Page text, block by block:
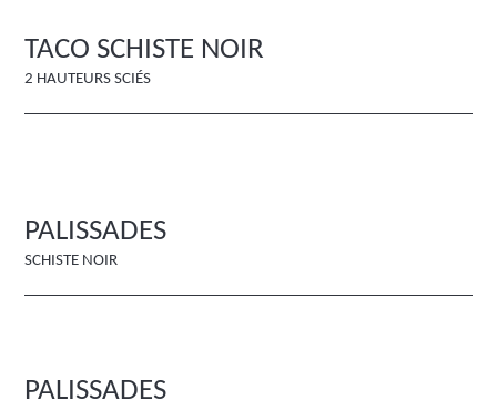
TACO SCHISTE NOIR
2 HAUTEURS SCIÉS
PALISSADES
SCHISTE NOIR
PALISSADES